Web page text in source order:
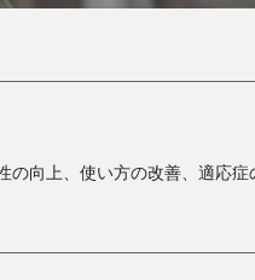
向上、使い方の改善、適応